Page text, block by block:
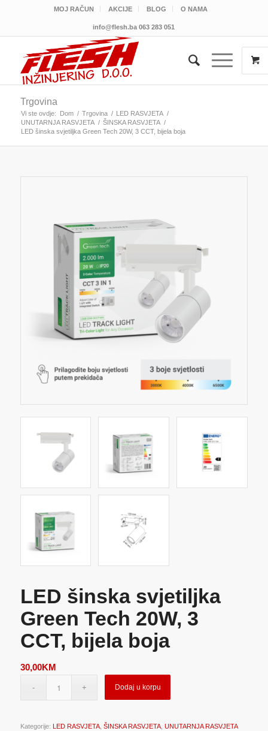
MOJ RAČUN AKCIJE BLOG O NAMA
info@flesh.ba 063 283 051
Trgovina
Vi ste ovdje: Dom / Trgovina / LED RASVJETA /
UNUTARNJA RASVJETA / ŠINSKA RASVJETA /
LED šinska svjetiljka Green Tech 20W, 3 CCT, bijela boja
LED šinska svjetiljka
Green Tech 20W, 3
CCT, bijela boja
30,00KM
Dodaj u korpu
Kategorije: LED RASVJETA, ŠINSKA RASVJETA, UNUTARNJA RASVJETA